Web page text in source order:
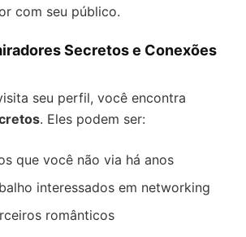
com seu público.
Secretos e Conexões
seu perfil, você encontra
. Eles podem ser:
que você não via há anos
interessados em networking
românticos